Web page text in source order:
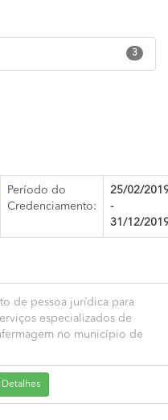
3
Período do
Credenciamento:
25/02/
-
31/12/
de pessoa jurídica para
especializados de
no município de